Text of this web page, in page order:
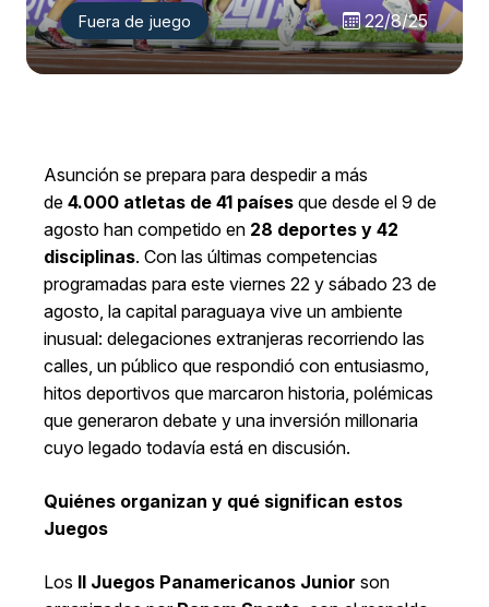
Fuera de juego 22/8/25
Asunción se prepara para despedir a más
de 4.000 atletas de 41 países que desde el 9 de
agosto han competido en 28 deportes y 42
disciplinas. Con las últimas competencias
programadas para este viernes 22 y sábado 23 de
agosto, la capital paraguaya vive un ambiente
inusual: delegaciones extranjeras recorriendo las
calles, un público que respondió con entusiasmo,
hitos deportivos que marcaron historia, polémicas
que generaron debate y una inversión millonaria
cuyo legado todavía está en discusión.
Quiénes organizan y qué significan estos
Juegos
Los II Juegos Panamericanos Junior son